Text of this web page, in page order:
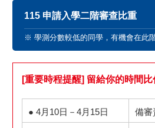
115 申請入學二階審查比重
※ 學測分數較低的同學，有機會在此
[重要時程提醒] 留給你的時間比
● 4月10日－4月15日 備審